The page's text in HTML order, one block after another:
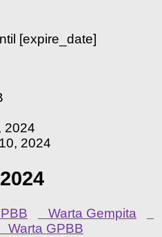
[expire_date]
2024
2024
Warta Gempita
Warta GPBB